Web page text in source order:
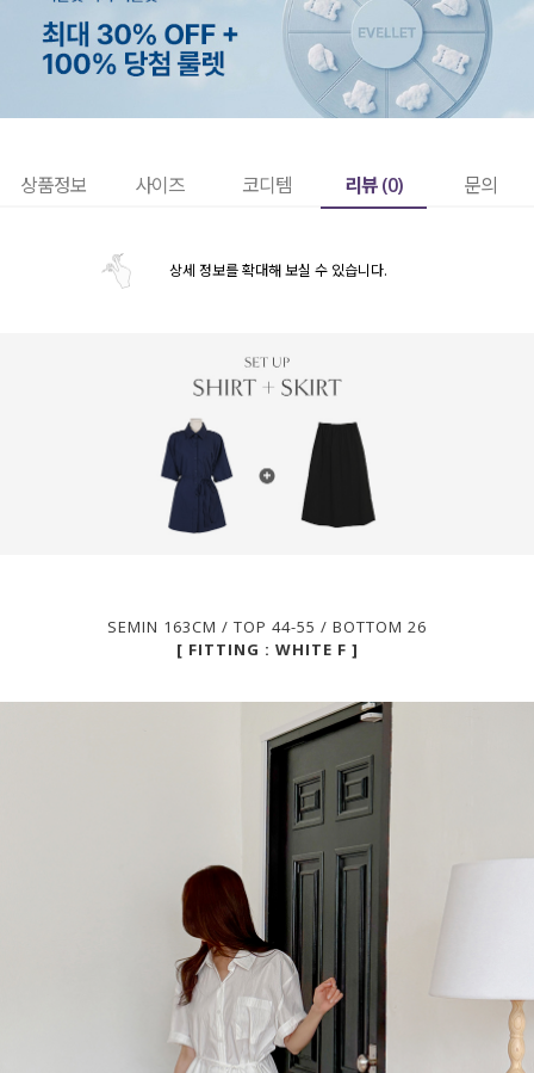
상품정보 사이즈 코디템 리뷰 (0) 문의
상세 정보를 확대해 보실 수 있습니다.
SEMIN 163CM / TOP 44-55 / BOTTOM 26
[ FITTING : WHITE F ]